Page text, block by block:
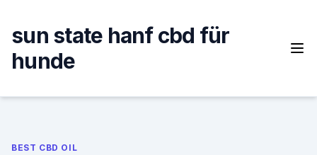
content
sun state hanf cbd für
hunde
BEST CBD OIL